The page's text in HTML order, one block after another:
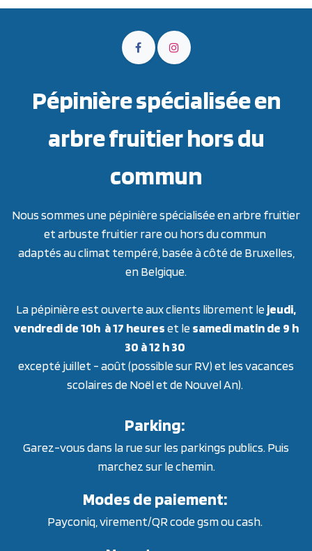
Pépinière spécialisée en
arbre fruitier hors du
commun
Nous sommes une pépinière spécialisée en arbre fruitier
et arbuste fruitier rare ou hors du commun
adaptés au climat tempéré, basée à côté de Bruxelles,
en Belgique.
La pépinière est ouverte aux clients librement lejeudi,
vendredi de 10h à 17 heureset lesamedi matin de 9 h
30 à 12 h 30
excepté juillet - août (possible sur RV) et les vacances
scolaires de Noël et de Nouvel An).
Parking:
Garez-vous dans la rue sur les parkings publics. Puis
marchez sur le chemin.
Modes de paiement:
Payconiq, virement/QR code gsm ou cash.